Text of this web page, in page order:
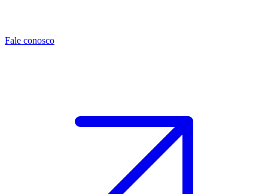
Fale conosco